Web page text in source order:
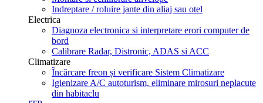
Indreptare / roluire jante din aliaj sau otel
Electrica
Diagnoza electronica si interpretare erori computer de
bord
Calibrare Radar, Distronic, ADAS si ACC
Climatizare
Încărcare freon și verificare Sistem Climatizare
Igienizare A/C autoturism, eliminare mirosuri neplacute
din habitaclu